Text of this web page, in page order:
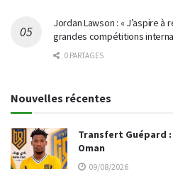
Jordan Lawson : « J’aspire
grandes compétitions
0 PARTAGES
Nouvelles récentes
Transfert Guépard
Oman
09/08/2026